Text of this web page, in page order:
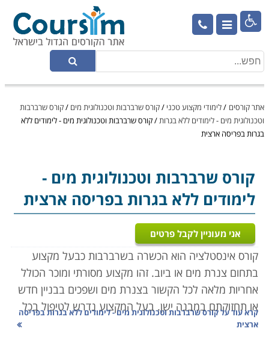

אתר קורסים /לימודי מקצוע טכני /קורס שרברבות וטכנולוגית מים /קורס שרברבות
וטכנולוגית מים - לימודים ללא בגרות/קורס שרברבות וטכנולוגית מים - לימודים ללא
בגרות בפריסה ארצית
קורס שרברבות וטכנולוגית מים -
לימודים ללא בגרות בפריסה ארצית
אני מעוניין לקבל פרטים
קורס אינסטלציה הוא הכשרה בשרברבות כבעל מקצוע
בתחום צנרת מים או ביוב. זהו מקצוע מסורתי ומוכר הכולל
אחריות מלאה לכל הקשור בצנרת מים ושפכים בבניין חדש
או תחזוקתם במבנה ישן. בעל המקצוע נדרש לטיפול בכל
צינור שהתפוצץ או סתימה בדירה פרטית או בבניין דירות
קרא עוד עלקורס שרברבות וטכנולוגית מים - לימודים ללא בגרות בפריסה
ארצית